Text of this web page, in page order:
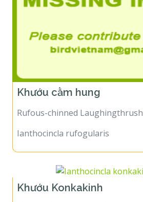
Khướu cằm hung
Rufous-chinned Laughingthrush
Ianthocincla rufogularis
Khướu Konkakinh